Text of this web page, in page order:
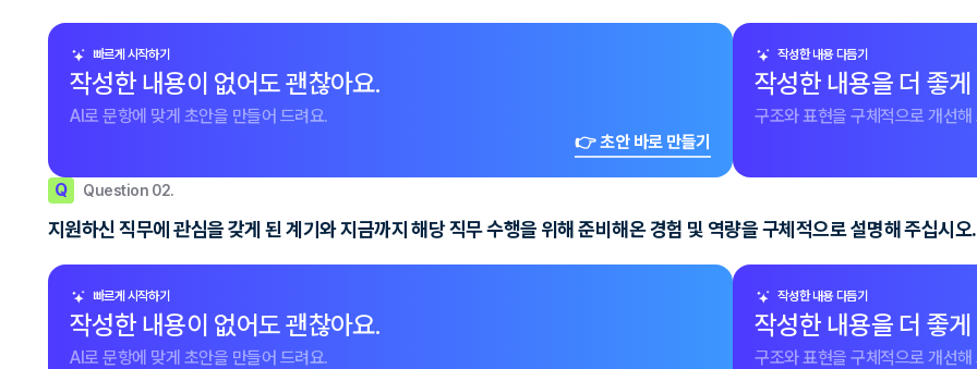
빠르게 시작하기
작성한 내용이 없어도 괜찮아요.
AI로 문항에 맞게 초안을 만들어 드려요.
👉 초안 바로 만들기
작성한 내용 다듬기
작성한 내용을 더 좋
구조와 표현을 구체적으로 개선해
Q Question 02.
지원하신 직무에 관심을 갖게 된 계기와 지금까지 해당 직무 수행을 위해 준비해온 경험 및 역량을 구체적으로 설명해 주십시오.
빠르게 시작하기
작성한 내용이 없어도 괜찮아요.
AI로 문항에 맞게 초안을 만들어 드려요.
작성한 내용 다듬기
작성한 내용을 더 좋
구조와 표현을 구체적으로 개선해